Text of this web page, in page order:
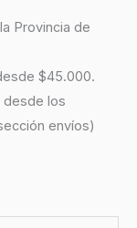
Provincia de
$45.000.
desde los
envíos)